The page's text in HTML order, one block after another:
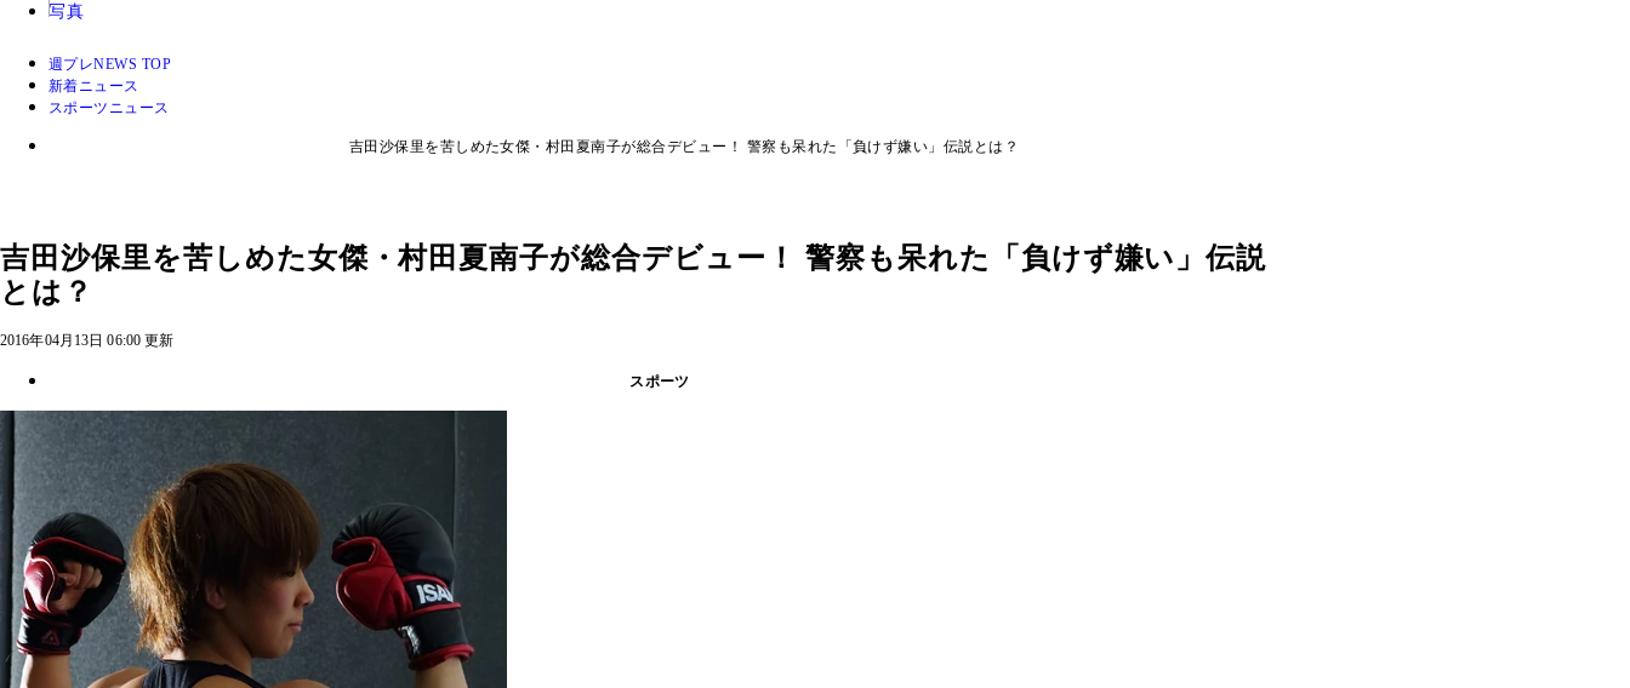
写真
週プレNEWS TOP
新着ニュース
スポーツニュース
吉田沙保里を苦しめた女傑・村田夏南子が総合デビュー！ 警察も呆れた「負けず嫌い」伝説とは？
吉田沙保里を苦しめた女傑・村田夏南子が総合デビュー！ 警察も呆れた「負けず嫌い」伝説
とは？
2016年04月13日 06:00 更新
スポーツ